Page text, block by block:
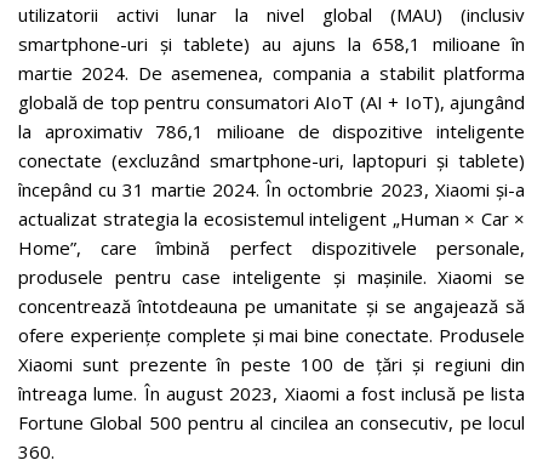
utilizatorii activi lunar la nivel global (MAU) (inclusiv
smartphone-uri și tablete) au ajuns la 658,1 milioane în
martie 2024. De asemenea, compania a stabilit platforma
globală de top pentru consumatori AIoT (AI + IoT), ajungând
la aproximativ 786,1 milioane de dispozitive inteligente
conectate (excluzând smartphone-uri, laptopuri și tablete)
începând cu 31 martie 2024. În octombrie 2023, Xiaomi și-a
actualizat strategia la ecosistemul inteligent „Human × Car ×
Home”, care îmbină perfect dispozitivele personale,
produsele pentru case inteligente și mașinile. Xiaomi se
concentrează întotdeauna pe umanitate și se angajează să
ofere experiențe complete și mai bine conectate. Produsele
Xiaomi sunt prezente în peste 100 de țări și regiuni din
întreaga lume. În august 2023, Xiaomi a fost inclusă pe lista
Fortune Global 500 pentru al cincilea an consecutiv, pe locul
360.